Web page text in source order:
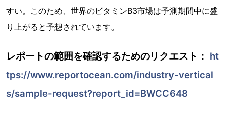
すい。このため、世界のビタミンB3市場は予測期間中に盛
り上がると予想されています。
レポートの範囲を確認するためのリクエスト： ht
tps://www.reportocean.com/industry-vertical
s/sample-request?report_id=BWCC648